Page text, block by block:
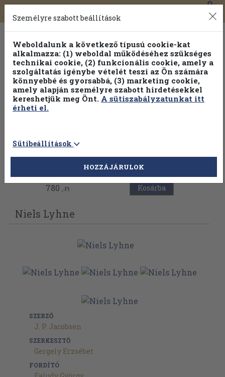
Toggle
navigation
0
Vissza az előző oldalra
780 ,-Ft Kosárba
Niels Lyhne
SZERZŐ
J. P. Jacobsen
SZERKESZTŐ
Gergely Erzsébet
FORDÍTÓ
Személyre szabott beállítások
Weboldalunk a következő típusú cookie-kat
alkalmazza: (1) weboldal működéséhez szükséges
technikai cookie, (2) funkcionális cookie, amely a
szolgáltatás igénybe vételét teszi az Ön számára
könnyebbé és gyorsabbá, (3) marketing cookie,
amely alapján személyre szabott hirdetésekkel
kereshetjük meg Önt. A sütiszabályzatunkat itt
érheti el.
Sütibeállítások
HOZZÁJÁRULOK